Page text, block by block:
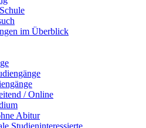
im Überblick
/ Online
Abitur
Studieninteressierte